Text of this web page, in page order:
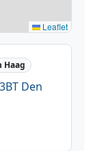
Leaflet
Haag
Den